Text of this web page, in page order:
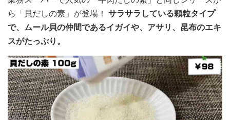
ら「貝だしの素」が登場！ サラサラしている顆粒タイプ
で、ムール貝の仲間であるイガイや、アサリ、昆布のエキ
スがたっぷり。